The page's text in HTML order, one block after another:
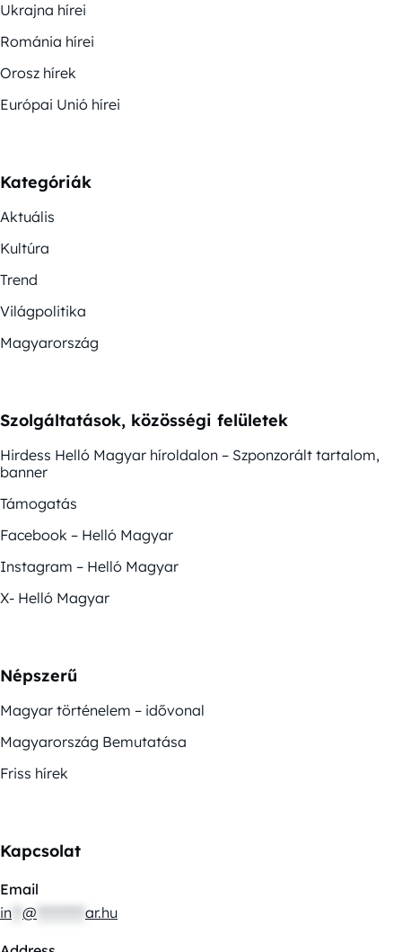
Ukrajna hírei
Románia hírei
Orosz hírek
Európai Unió hírei
Kategóriák
Aktuális
Kultúra
Trend
Világpolitika
Magyarország
Szolgáltatások, közösségi felületek
Hirdess Helló Magyar híroldalon – Szponzorált tartalom,
banner
Támogatás
Facebook – Helló Magyar
Instagram – Helló Magyar
X- Helló Magyar
Népszerű
Magyar történelem – idővonal
Magyarország Bemutatása
Friss hírek
Kapcsolat
Email
in @ ar.hu